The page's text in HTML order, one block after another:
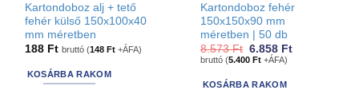
Kartondoboz alj + tető
fehér külső 150x100x40
mm méretben
188 Ft bruttó (148Ft +ÁFA)
KOSÁRBA RAKOM
Kartondoboz fehér
150x150x90 mm
méretben | 50 db
8.573Ft Original
price
8.573 Ft.
6.858 FtCurrent
bruttó (5.400Ft +ÁFA)
KOSÁRBA RAKOM